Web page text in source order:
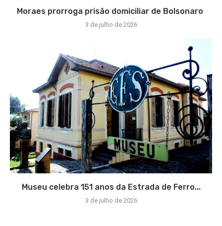
Moraes prorroga prisão domiciliar de Bolsonaro
3 de julho de 2026
Museu celebra 151 anos da Estrada de Ferro...
3 de julho de 2026